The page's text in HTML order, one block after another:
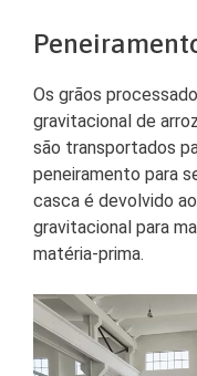
Os grãos
gravitacional de
são transportados
peneiramento para
casca é devolvido
gravitacional para
matéria-prima.